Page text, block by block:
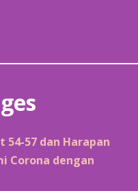
54-57 dan Harapan
Corona dengan